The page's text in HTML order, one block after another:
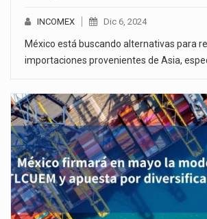
INCOMEX Dic 6, 2024
México está buscando alternativas para
importaciones provenientes de Asia,